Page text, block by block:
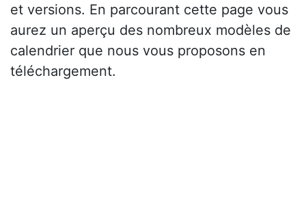
et versions. En parcourant cette page vous
aurez un aperçu des nombreux modèles de
calendrier que nous vous proposons en
téléchargement.